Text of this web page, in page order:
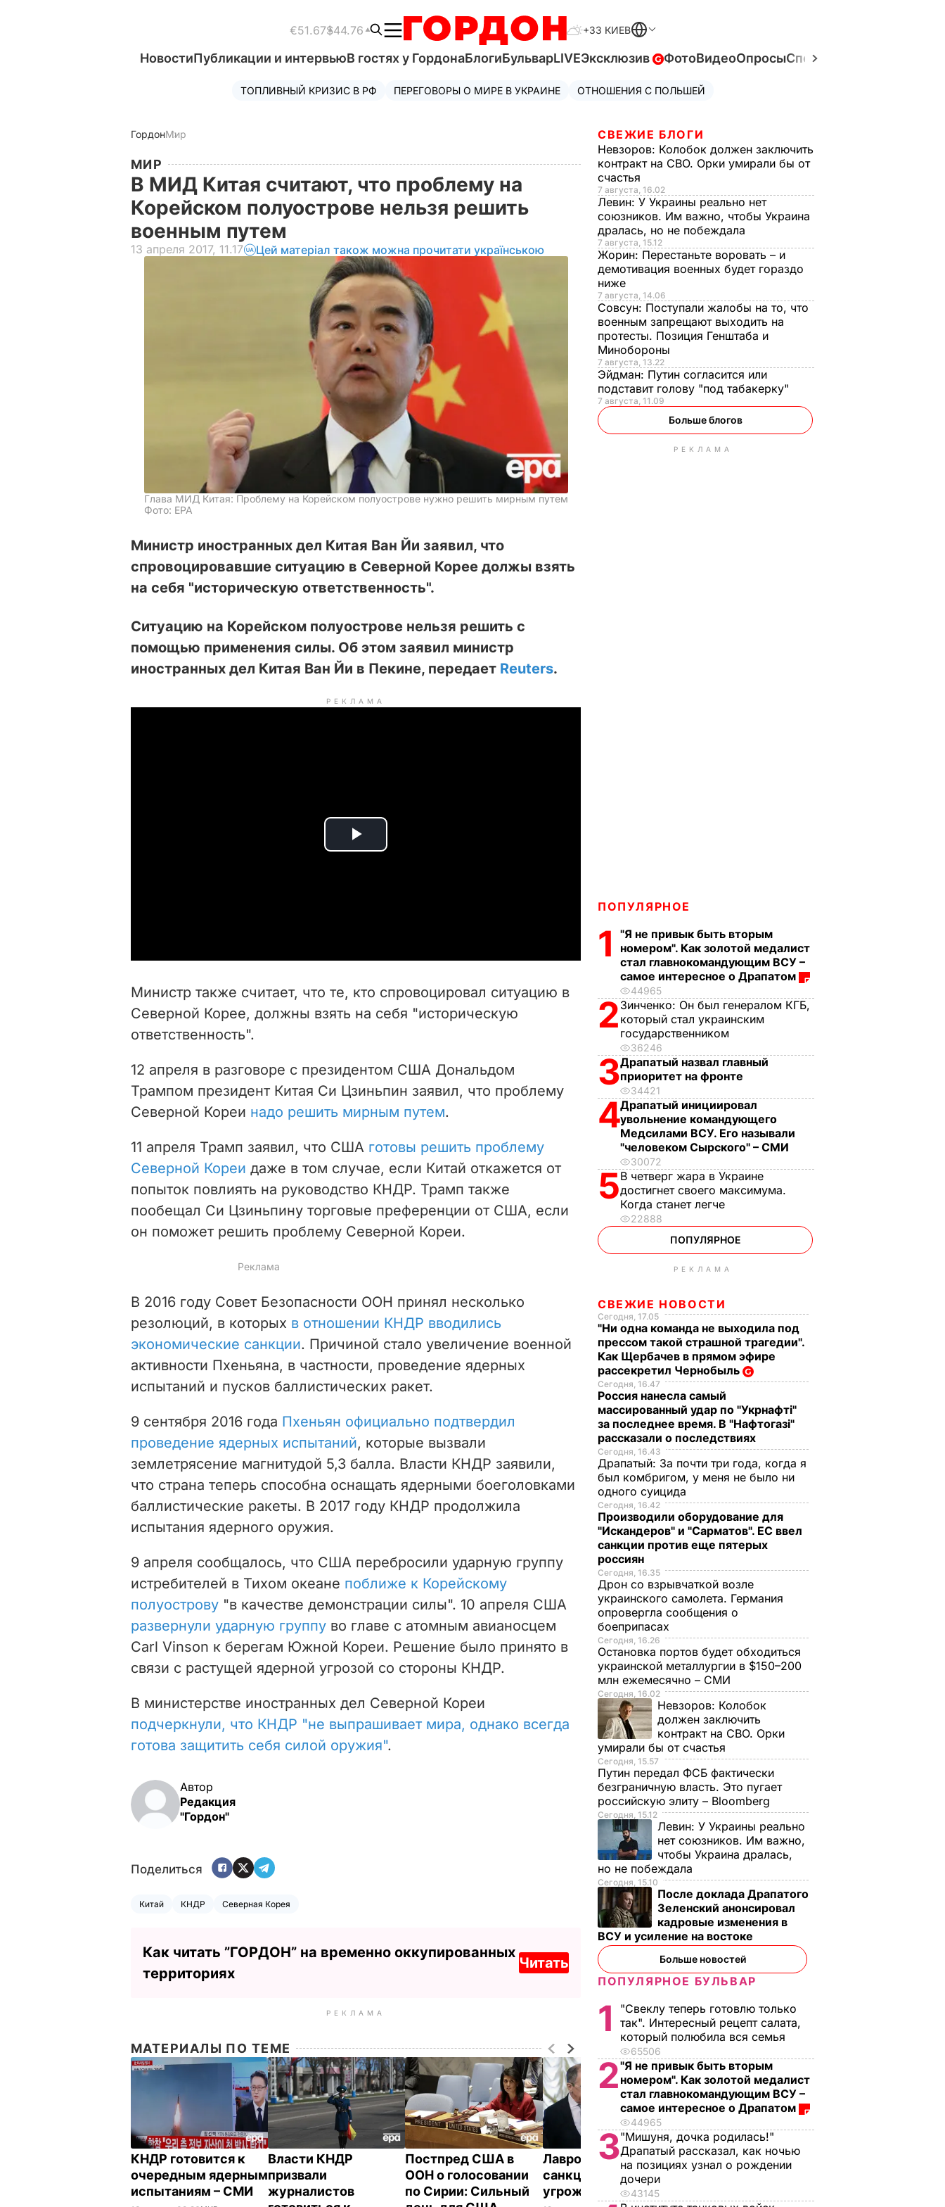
€51.67$44.76 +33 КИЕВ
НовостиПубликации и интервьюВ гостях у ГордонаБлогиБульварLIVEЭксклюзив ФотоВидеоОпросыСпецпроекты
ТОПЛИВНЫЙ КРИЗИС В РФ ПЕРЕГОВОРЫ О МИРЕ В УКРАИНЕ ОТНОШЕНИЯ С ПОЛЬШЕЙ
ГордонМир
МИР
В МИД Китая считают, что проблему на
Корейском полуострове нельзя решить
военным путем
13 апреля 2017, 11.17 Цей матеріал також можна прочитати українською
Глава МИД Китая: Проблему на Корейском полуострове нужно решить мирным путем
Фото: EPA
Министр иностранных дел Китая Ван Йи заявил, что
спровоцировавшие ситуацию в Северной Корее должы взять
на себя "историческую ответственность".
Ситуацию на Корейском полуострове нельзя решить с
помощью применения силы. Об этом заявил министр
иностранных дел Китая Ван Йи в Пекине, передает Reuters.
РЕКЛАМА
P
i
e
o
Министр также считает, что те, кто спровоцировал ситуацию в
Северной Корее, должны взять на себя "историческую
ответственность".
12 апреля в разговоре с президентом США Дональдом
Трампом президент Китая Си Цзиньпин заявил, что проблему
Северной Кореи надо решить мирным путем.
11 апреля Трамп заявил, что США готовы решить проблему
Северной Кореи даже в том случае, если Китай откажется от
попыток повлиять на руководство КНДР. Трамп также
пообещал Си Цзиньпину торговые преференции от США, если
он поможет решить проблему Северной Кореи.
В 2016 году Совет Безопасности ООН принял несколько
резолюций, в которых в отношении КНДР вводились
экономические санкции. Причиной стало увеличение военной
активности Пхеньяна, в частности, проведение ядерных
испытаний и пусков баллистических ракет.
9 сентября 2016 года Пхеньян официально подтвердил
проведение ядерных испытаний, которые вызвали
землетрясение магнитудой 5,3 балла. Власти КНДР заявили,
что страна теперь способна оснащать ядерными боеголовками
баллистические ракеты. В 2017 году КНДР продолжила
испытания ядерного оружия.
9 апреля сообщалось, что США перебросили ударную группу
истребителей в Тихом океане поближе к Корейскому
полуострову "в качестве демонстрации силы". 10 апреля США
развернули ударную группу во главе с атомным авианосцем
Carl Vinson к берегам Южной Кореи. Решение было принято в
связи с растущей ядерной угрозой со стороны КНДР.
В министерстве иностранных дел Северной Кореи
подчеркнули, что КНДР "не выпрашивает мира, однако всегда
готова защитить себя силой оружия".
Автор
Редакция
"Гордон"
Поделиться
Китай КНДР Северная Корея
Как читать ”ГОРДОН” на временно оккупированных
территориях
Читать
РЕКЛАМА
МАТЕРИАЛЫ ПО ТЕМЕ
КНДР готовится к
очередным ядерным
испытаниям – СМИ
Власти КНДР
призвали
журналистов
Постпред США в
ООН о голосовании
по Сирии: Сильный
Лавров: Тиллерсон
санкциями не
угрожал
Си Цзиньпин призвал
Трампа к мирному
СВЕЖИЕ БЛОГИ
Невзоров: Колобок должен заключить
контракт на СВО. Орки умирали бы от
счастья
7 августа, 16.02
Левин: У Украины реально нет
союзников. Им важно, чтобы Украина
дралась, но не побеждала
7 августа, 15.12
Жорин: Перестаньте воровать – и
демотивация военных будет гораздо
ниже
7 августа, 14.06
Совсун: Поступали жалобы на то, что
военным запрещают выходить на
протесты. Позиция Генштаба и
Минобороны
7 августа, 13.22
Эйдман: Путин согласится или
подставит голову "под табакерку"
7 августа, 11.09
Больше блогов
РЕКЛАМА
ПОПУЛЯРНОЕ
1
"Я не привык быть вторым
номером". Как золотой медалист
стал главнокомандующим ВСУ –
самое интересное о Драпатом
44965
2 Зинченко: Он был генералом КГБ,
который стал украинским
государственником
36246
3Драпатый назвал главный
приоритет на фронте
34421
4Драпатый инициировал
увольнение командующего
Медсилами ВСУ. Его называли
"человеком Сырского" – СМИ
30072
5В четверг жара в Украине
достигнет своего максимума.
Когда станет легче
22888
ПОПУЛЯРНОЕ
РЕКЛАМА
СВЕЖИЕ НОВОСТИ
Сегодня, 17.05
"Ни одна команда не выходила под
прессом такой страшной трагедии".
Как Щербачев в прямом эфире
рассекретил Чернобыль
Сегодня, 16.47
Россия нанесла самый
массированный удар по "Укрнафті"
за последнее время. В "Нафтогазі"
рассказали о последствиях
Сегодня, 16.43
Драпатый: За почти три года, когда я
был комбригом, у меня не было ни
одного суицида
Сегодня, 16.42
Производили оборудование для
"Искандеров" и "Сарматов". ЕС ввел
санкции против еще пятерых
россиян
Сегодня, 16.35
Дрон со взрывчаткой возле
украинского самолета. Германия
опровергла сообщения о
боеприпасах
Сегодня, 16.26
Остановка портов будет обходиться
украинской металлургии в $150–200
млн ежемесячно – СМИ
Сегодня, 16.02
Невзоров: Колобок
должен заключить
контракт на СВО. Орки
умирали бы от счастья
Сегодня, 15.57
Путин передал ФСБ фактически
безграничную власть. Это пугает
российскую элиту – Bloomberg
Сегодня, 15.12
Левин: У Украины реально
нет союзников. Им важно,
чтобы Украина дралась,
но не побеждала
Сегодня, 15.10
После доклада Драпатого
Зеленский анонсировал
кадровые изменения в
ВСУ и усиление на востоке
Больше новостей
ПОПУЛЯРНОЕ БУЛЬВАР
1
"Свеклу теперь готовлю только
так". Интересный рецепт салата,
который полюбила вся семья
65506
2"Я не привык быть вторым
номером". Как золотой медалист
стал главнокомандующим ВСУ –
самое интересное о Драпатом
44965
3"Мишуня, дочка родилась!"
Драпатый рассказал, как ночью
на позициях узнал о рождении
дочери
43145